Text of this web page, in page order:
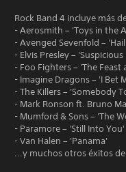
Rock Band 4 incluye más
- Aerosmith – 'Toys in the
- Avenged Sevenfold –
- Elvis Presley –
- Foo Fighters – 'The Feast
- Imagine Dragons – 'I Bet
- The Killers – 'Somebody
- Mark Ronson ft. Bruno
- Mumford & Sons – 'The
- Paramore – 'Still Into You'
- Van Halen – 'Panama'
...y muchos otros éxitos